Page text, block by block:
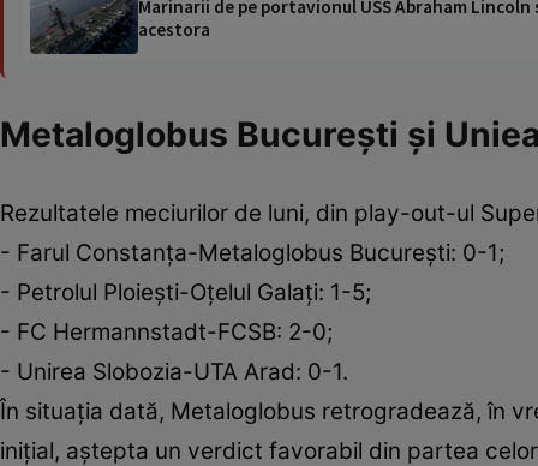
Marinarii de pe portavionul USS Abraham
acestora
Metaloglobus București și
Rezultatele meciurilor de luni, din play-out-ul
- Farul Constanța-Metaloglobus București: 0-1;
- Petrolul Ploiești-Oțelul Galați: 1-5;
- FC Hermannstadt-FCSB: 2-0;
- Unirea Slobozia-UTA Arad: 0-1.
În situația dată, Metaloglobus retrogradează, în
inițial, aștepta un verdict favorabil din partea